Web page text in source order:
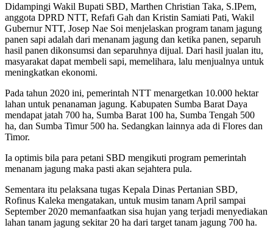
Didampingi Wakil Bupati SBD, Marthen Christian Taka, S.IPem,
anggota DPRD NTT, Refafi Gah dan Kristin Samiati Pati, Wakil
Gubernur NTT, Josep Nae Soi menjelaskan program tanam jagung
panen sapi adalah dari menanam jagung dan ketika panen, separuh
hasil panen dikonsumsi dan separuhnya dijual. Dari hasil jualan itu,
masyarakat dapat membeli sapi, memelihara, lalu menjualnya untuk
meningkatkan ekonomi.
Pada tahun 2020 ini, pemerintah NTT menargetkan 10.000 hektar
lahan untuk penanaman jagung. Kabupaten Sumba Barat Daya
mendapat jatah 700 ha, Sumba Barat 100 ha, Sumba Tengah 500
ha, dan Sumba Timur 500 ha. Sedangkan lainnya ada di Flores dan
Timor.
Ia optimis bila para petani SBD mengikuti program pemerintah
menanam jagung maka pasti akan sejahtera pula.
Sementara itu pelaksana tugas Kepala Dinas Pertanian SBD,
Rofinus Kaleka mengatakan, untuk musim tanam April sampai
September 2020 memanfaatkan sisa hujan yang terjadi menyediakan
lahan tanam jagung sekitar 20 ha dari target tanam jagung 700 ha.